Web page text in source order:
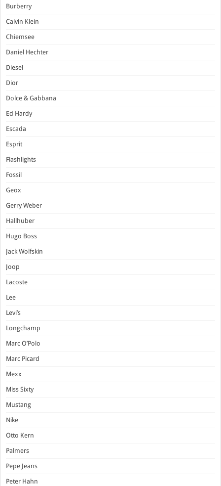
Burberry
Calvin Klein
Chiemsee
Daniel Hechter
Diesel
Dior
Dolce & Gabbana
Ed Hardy
Escada
Esprit
Flashlights
Fossil
Geox
Gerry Weber
Hallhuber
Hugo Boss
Jack Wolfskin
Joop
Lacoste
Lee
Levi’s
Longchamp
Marc O’Polo
Marc Picard
Mexx
Miss Sixty
Mustang
Nike
Otto Kern
Palmers
Pepe Jeans
Peter Hahn